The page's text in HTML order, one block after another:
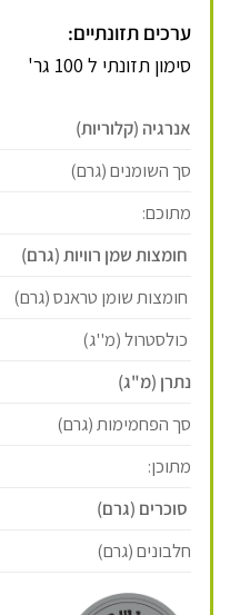
ערכים תזונתיים:
סימון תזונתי ל 100 גר'
אנרגיה (קלוריות)
סך השומנים (גרם)
מתוכם:
חומצות שמן רוויות (גרם)
חומצות שומן טראנס (גרם)
כולסטרול (מ''ג)
נתרן (מ"ג)
סך הפחמימות (גרם)
מתוכן:
סוכרים (גרם)
חלבונים (גרם)